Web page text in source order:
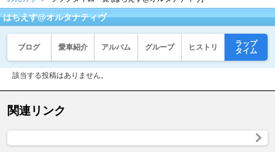
はちえす@オルタナティヴ
ブログ 愛車紹介 アルバム グループ ヒストリ
ラップ
タイム
該当する投稿はありません。
関連リンク